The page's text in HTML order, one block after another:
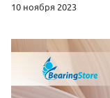
10 ноября 2023